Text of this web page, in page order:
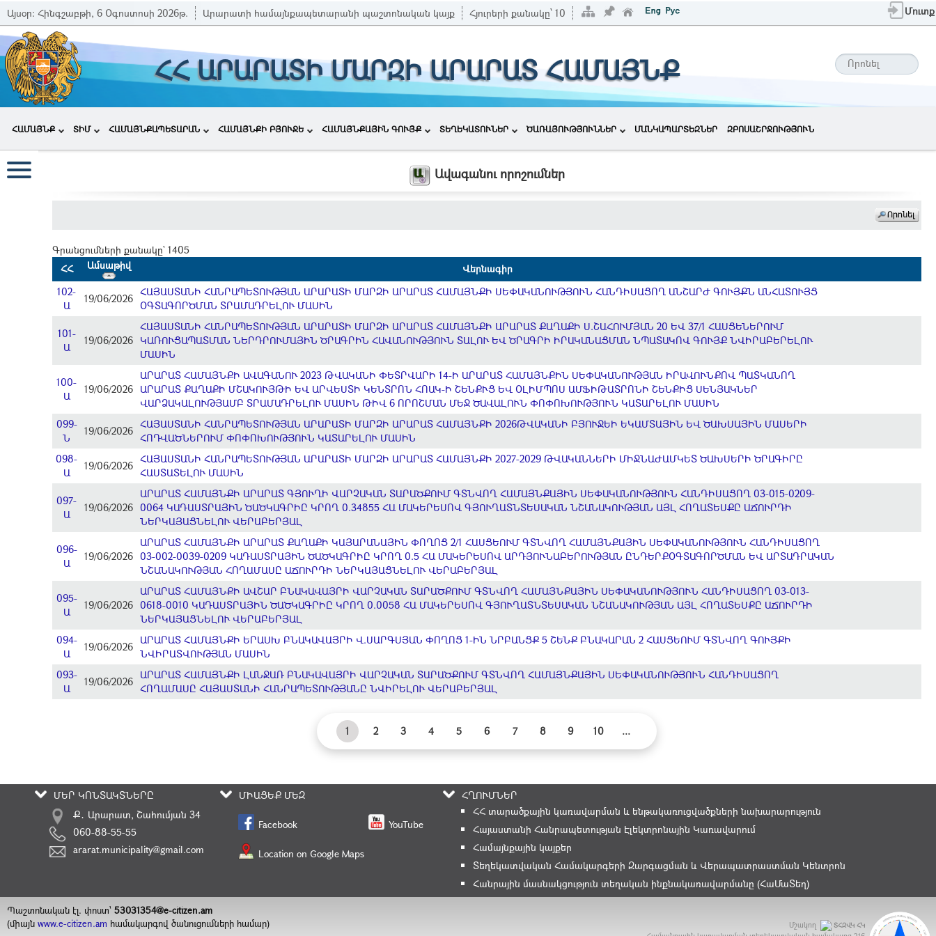
Այսօր: Հինգշաբթի, 6 Օգոստոսի 2026թ. Արարատի համայնքապետարանի պաշտոնական կայք Հյուրերի քանակը՝ 10 Մուտք
ՀՀ ԱՐԱՐԱՏԻ ՄԱՐԶԻ ԱՐԱՐԱՏ ՀԱՄԱՅՆՔ
ՀԱՄԱՅՆՔ ՏԻՄ ՀԱՄԱՅՆՔԱՊԵՏԱՐԱՆ ՀԱՄԱՅՆՔԻ ԲՅՈՒՋԵ ՀԱՄԱՅՆՔԱՅԻՆ ԳՈՒՅՔ ՏԵՂԵԿԱՏՈՒՆԵՐ ԾԱՌԱՅՈՒԹՅՈՒՆՆԵՐ ՄԱՆԿԱՊԱՐՏԵԶՆԵՐ ԶԲՈՍԱՇՐՋՈՒԹՅՈՒՆ
Ավագանու որոշումներ
Գրանցումների քանակը` 1405
ՀՀ
Ամսաթիվ
Վերնագիր
102-
Ա
19/06/2026
ՀԱՅԱՍՏԱՆԻ ՀԱՆՐԱՊԵՏՈՒԹՅԱՆ ԱՐԱՐԱՏԻ ՄԱՐԶԻ ԱՐԱՐԱՏ ՀԱՄԱՅՆՔԻ ՍԵՓԱԿԱՆՈՒԹՅՈՒՆ ՀԱՆԴԻՍԱՑՈՂ ԱՆՇԱՐԺ ԳՈՒՅՔՆ ԱՆՀԱՏՈՒՅՑ
ՕԳՏԱԳՈՐԾՄԱՆ ՏՐԱՄԱԴՐԵԼՈՒ ՄԱՍԻՆ
101-
Ա
19/06/2026
ՀԱՅԱՍՏԱՆԻ ՀԱՆՐԱՊԵՏՈՒԹՅԱՆ ԱՐԱՐԱՏԻ ՄԱՐԶԻ ԱՐԱՐԱՏ ՀԱՄԱՅՆՔԻ ԱՐԱՐԱՏ ՔԱՂԱՔԻ Ս.ՇԱՀՈՒՄՅԱՆ 20 ԵՎ 37/1 ՀԱՍՑԵՆԵՐՈՒՄ
ԿԱՌՈՒՑԱՊԱՏՄԱՆ ՆԵՐԴՐՈՒՄԱՅԻՆ ԾՐԱԳՐԻՆ ՀԱՎԱՆՈՒԹՅՈՒՆ ՏԱԼՈՒ ԵՎ ԾՐԱԳՐԻ ԻՐԱԿԱՆԱՑՄԱՆ ՆՊԱՏԱԿՈՎ ԳՈՒՅՔ ՆՎԻՐԱԲԵՐԵԼՈՒ
ՄԱՍԻՆ
100-
Ա
19/06/2026
ԱՐԱՐԱՏ ՀԱՄԱՅՆՔԻ ԱՎԱԳԱՆՈՒ 2023 ԹՎԱԿԱՆԻ ՓԵՏՐՎԱՐԻ 14-Ի ԱՐԱՐԱՏ ՀԱՄԱՅՆՔԻՆ ՍԵՓԱԿԱՆՈՒԹՅԱՆ ԻՐԱՎՈՒՆՔՈՎ ՊԱՏԿԱՆՈՂ
ԱՐԱՐԱՏ ՔԱՂԱՔԻ ՄՇԱԿՈՒՅԹԻ ԵՎ ԱՐՎԵՍՏԻ ԿԵՆՏՐՈՆ ՀՈԱԿ-Ի ՇԵՆՔՒՑ ԵՎ ՕԼԻՄՊՈՍ ԱՄՖԻԹԱՏՐՈՆԻ ՇԵՆՔԻՑ ՍԵՆՅԱԿՆԵՐ
ՎԱՐՁԱԿԱԼՈՒԹՅԱՄԲ ՏՐԱՄԱԴՐԵԼՈՒ ՄԱՍԻՆ ԹԻՎ 6 ՈՐՈՇՄԱՆ ՄԵՋ ԾԱՎԱԼՈՒՆ ՓՈՓՈԽՈՒԹՅՈՒՆ ԿԱՏԱՐԵԼՈՒ ՄԱՍԻՆ
099-
Ն
19/06/2026
ՀԱՅԱՍՏԱՆԻ ՀԱՆՐԱՊԵՏՈՒԹՅԱՆ ԱՐԱՐԱՏԻ ՄԱՐԶԻ ԱՐԱՐԱՏ ՀԱՄԱՅՆՔԻ 2026ԹՎԱԿԱՆԻ ԲՅՈՒՋԵԻ ԵԿԱՄՏԱՅԻՆ ԵՎ ԾԱԽՍԱՅԻՆ ՄԱՍԵՐԻ
ՀՈԴՎԱԾՆԵՐՈՒՄ ՓՈՓՈԽՈՒԹՅՈՒՆ ԿԱՏԱՐԵԼՈՒ ՄԱՍԻՆ
098-
Ա
19/06/2026
ՀԱՅԱՍՏԱՆԻ ՀԱՆՐԱՊԵՏՈՒԹՅԱՆ ԱՐԱՐԱՏԻ ՄԱՐԶԻ ԱՐԱՐԱՏ ՀԱՄԱՅՆՔԻ 2027-2029 ԹՎԱԿԱՆՆԵՐԻ ՄԻՋՆԱԺԱՄԿԵՏ ԾԱԽՍԵՐԻ ԾՐԱԳԻՐԸ
ՀԱՍՏԱՏԵԼՈՒ ՄԱՍԻՆ
097-
Ա
19/06/2026
ԱՐԱՐԱՏ ՀԱՄԱՅՆՔԻ ԱՐԱՐԱՏ ԳՅՈՒՂԻ ՎԱՐՉԱԿԱՆ ՏԱՐԱԾՔՈՒՄ ԳՏՆՎՈՂ ՀԱՄԱՅՆՔԱՅԻՆ ՍԵՓԱԿԱՆՈՒԹՅՈՒՆ ՀԱՆԴԻՍԱՑՈՂ 03-015-0209-
0064 ԿԱԴԱՍՏՐԱՅԻՆ ԾԱԾԿԱԳՐԻԸ ԿՐՈՂ 0.34855 ՀԱ ՄԱԿԵՐԵՍՈՎ ԳՅՈՒՂԱՏՆՏԵՍԱԿԱՆ ՆՇԱՆԱԿՈՒԹՅԱՆ ԱՅԼ ՀՈՂԱՏԵՍՔԸ ԱՃՈՒՐԴԻ
ՆԵՐԿԱՅԱՑՆԵԼՈՒ ՎԵՐԱԲԵՐՅԱԼ
096-
Ա
19/06/2026
ԱՐԱՐԱՏ ՀԱՄԱՅՆՔԻ ԱՐԱՐԱՏ ՔԱՂԱՔԻ ԿԱՅԱՐԱՆԱՅԻՆ ՓՈՂՈՑ 2/1 ՀԱՍՑԵՈՒՄ ԳՏՆՎՈՂ ՀԱՄԱՅՆՔԱՅԻՆ ՍԵՓԱԿԱՆՈՒԹՅՈՒՆ ՀԱՆԴԻՍԱՑՈՂ
03-002-0039-0209 ԿԱԴԱՍՏՐԱՅԻՆ ԾԱԾԿԱԳՐԻԸ ԿՐՈՂ 0.5 ՀԱ ՄԱԿԵՐԵՍՈՎ ԱՐԴՅՈՒՆԱԲԵՐՈՒԹՅԱՆ ԸՆԴԵՐՔՕԳՏԱԳՈՐԾՄԱՆ ԵՎ ԱՐՏԱԴՐԱԿԱՆ
ՆՇԱՆԱԿՈՒԹՅԱՆ ՀՈՂԱՄԱՍԸ ԱՃՈՒՐԴԻ ՆԵՐԿԱՅԱՑՆԵԼՈՒ ՎԵՐԱԲԵՐՅԱԼ
095-
Ա
19/06/2026
ԱՐԱՐԱՏ ՀԱՄԱՅՆՔԻ ԱՎՇԱՐ ԲՆԱԿԱՎԱՅՐԻ ՎԱՐՉԱԿԱՆ ՏԱՐԱԾՔՈՒՄ ԳՏՆՎՈՂ ՀԱՄԱՅՆՔԱՅԻՆ ՍԵՓԱԿԱՆՈՒԹՅՈՒՆ ՀԱՆԴԻՍԱՑՈՂ 03-013-
0618-0010 ԿԱԴԱՍՏՐԱՅԻՆ ԾԱԾԿԱԳՐԻԸ ԿՐՈՂ 0.0058 ՀԱ ՄԱԿԵՐԵՍՈՎ ԳՅՈՒՂԱՏՆՏԵՍԱԿԱՆ ՆՇԱՆԱԿՈՒԹՅԱՆ ԱՅԼ ՀՈՂԱՏԵՍՔԸ ԱՃՈՒՐԴԻ
ՆԵՐԿԱՅԱՑՆԵԼՈՒ ՎԵՐԱԲԵՐՅԱԼ
094-
Ա
19/06/2026
ԱՐԱՐԱՏ ՀԱՄԱՅՆՔԻ ԵՐԱՍԽ ԲՆԱԿԱՎԱՅՐԻ Վ.ՍԱՐԳՍՅԱՆ ՓՈՂՈՑ 1-ԻՆ ՆՐԲԱՆՑՔ 5 ՇԵՆՔ ԲՆԱԿԱՐԱՆ 2 ՀԱՍՑԵՈՒՄ ԳՏՆՎՈՂ ԳՈՒՅՔԻ
ՆՎԻՐԱՏՎՈՒԹՅԱՆ ՄԱՍԻՆ
093-
Ա
19/06/2026
ԱՐԱՐԱՏ ՀԱՄԱՅՆՔԻ ԼԱՆՋԱՌ ԲՆԱԿԱՎԱՅՐԻ ՎԱՐՉԱԿԱՆ ՏԱՐԱԾՔՈՒՄ ԳՏՆՎՈՂ ՀԱՄԱՅՆՔԱՅԻՆ ՍԵՓԱԿԱՆՈՒԹՅՈՒՆ ՀԱՆԴԻՍԱՑՈՂ
ՀՈՂԱՄԱՍԸ ՀԱՅԱՍՏԱՆԻ ՀԱՆՐԱՊԵՏՈՒԹՅԱՆԸ ՆՎԻՐԵԼՈՒ ՎԵՐԱԲԵՐՅԱԼ
1 2 3 4 5 6 7 8 9 10 ...
ՄԵՐ ԿՈՆՏԱԿՏՆԵՐԸ ՄԻԱՑԵՔ ՄԵԶ
ՀՂՈՒՄՆԵՐ
Ք․ Արարատ, Շահումյան 34
060-88-55-55
ararat.municipality@gmail.com
Facebook
Location on Google Maps
YouTube
ՀՀ տարածքային կառավարման և ենթակառուցվածքների նախարարություն
Հայաստանի Հանրապետության Էլեկտրոնային Կառավարում
Համայնքային կայքեր
Տեղեկատվական Համակարգերի Զարգացման և Վերապատրաստման Կենտրոն
Հանրային մասնակցություն տեղական ինքնակառավարմանը (ՀաՄաՏեղ)
Պաշտոնական էլ. փոստ` 53031354@e-citizen.am
(միայն www.e-citizen.am համակարգով ծանուցումների համար) Մշակող ՏՀԶՎԿ ՀԿ